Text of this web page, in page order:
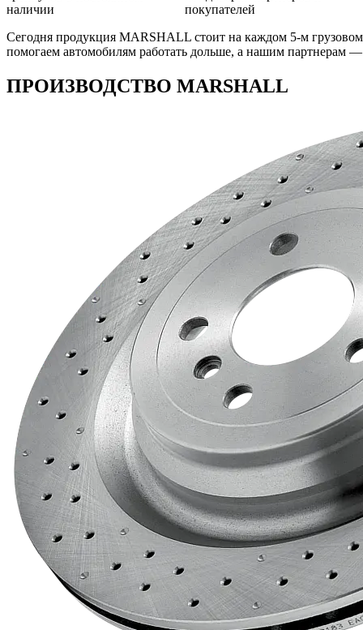
наличии
покупателей
Сегодня продукция MARSHALL стоит на каждом 5-м
помогаем автомобилям работать дольше, а нашим партнерам —
ПРОИЗВОДСТВО MARSHALL